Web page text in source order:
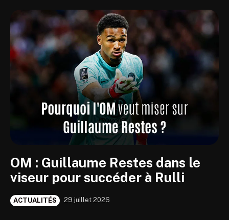
OM : Guillaume Restes dans le
viseur pour succéder à Rulli
ACTUALITÉS 29 juillet 2026